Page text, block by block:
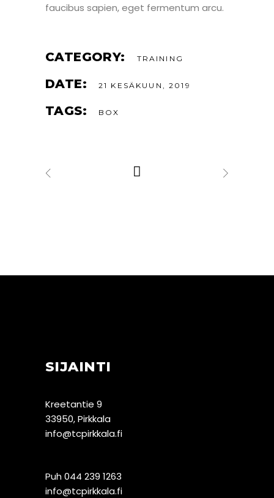
faucibus sapien, eget fermentum arcu.
CATEGORY: TRAINING
DATE: 21 KESÄKUUN, 2019
TAGS: BOX
SIJAINTI
Kreetantie 9
33950, Pirkkala
info@tcpirkkala.fi
Puh 044 239 1263
info@tcpirkkala.fi